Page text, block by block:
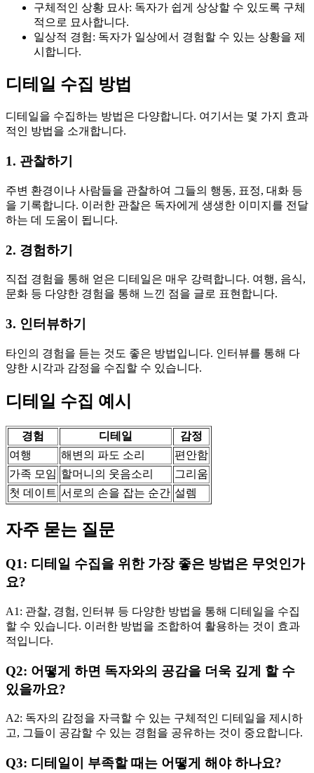
구체적인 상황 묘사: 독자가 쉽게 상상할 수 있도록 구체
적으로 묘사합니다.
일상적 경험: 독자가 일상에서 경험할 수 있는 상황을 제
시합니다.
디테일 수집 방법
디테일을 수집하는 방법은 다양합니다. 여기서는 몇 가지 효과
적인 방법을 소개합니다.
1. 관찰하기
주변 환경이나 사람들을 관찰하여 그들의 행동, 표정, 대화 등
을 기록합니다. 이러한 관찰은 독자에게 생생한 이미지를 전달
하는 데 도움이 됩니다.
2. 경험하기
직접 경험을 통해 얻은 디테일은 매우 강력합니다. 여행, 음식,
문화 등 다양한 경험을 통해 느낀 점을 글로 표현합니다.
3. 인터뷰하기
타인의 경험을 듣는 것도 좋은 방법입니다. 인터뷰를 통해 다
양한 시각과 감정을 수집할 수 있습니다.
디테일 수집 예시
경험 디테일
감정
여행
해변의 파도 소리
편안함
가족 모임 할머니의 웃음소리
그리움
첫 데이트 서로의 손을 잡는 순간 설렘
자주 묻는 질문
Q1: 디테일 수집을 위한 가장 좋은 방법은 무엇인가
요?
A1: 관찰, 경험, 인터뷰 등 다양한 방법을 통해 디테일을 수집
할 수 있습니다. 이러한 방법을 조합하여 활용하는 것이 효과
적입니다.
Q2: 어떻게 하면 독자와의 공감을 더욱 깊게 할 수
있을까요?
A2: 독자의 감정을 자극할 수 있는 구체적인 디테일을 제시하
고, 그들이 공감할 수 있는 경험을 공유하는 것이 중요합니다.
Q3: 디테일이 부족할 때는 어떻게 해야 하나요?